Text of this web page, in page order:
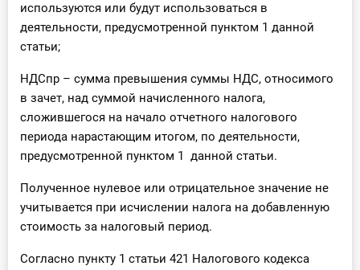
используются или будут использоваться в
деятельности, предусмотренной пунктом 1 данной
статьи;
НДСпр – сумма превышения суммы НДС, относимого
в зачет, над суммой начисленного налога,
сложившегося на начало отчетного налогового
периода нарастающим итогом, по деятельности,
предусмотренной пунктом 1 данной статьи.
Полученное нулевое или отрицательное значение не
учитывается при исчислении налога на добавленную
стоимость за налоговый период.
Согласно пункту 1 статьи 421 Налогового кодекса